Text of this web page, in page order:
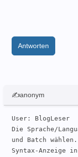
Antworten
✍anonym
User: BlogLeser
Die Sprache/
und Batch
Syntax-Anzeige in